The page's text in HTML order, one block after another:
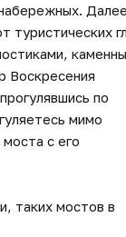
Далее
туристических
Воскресения
по
мимо
с его
таких мостов в